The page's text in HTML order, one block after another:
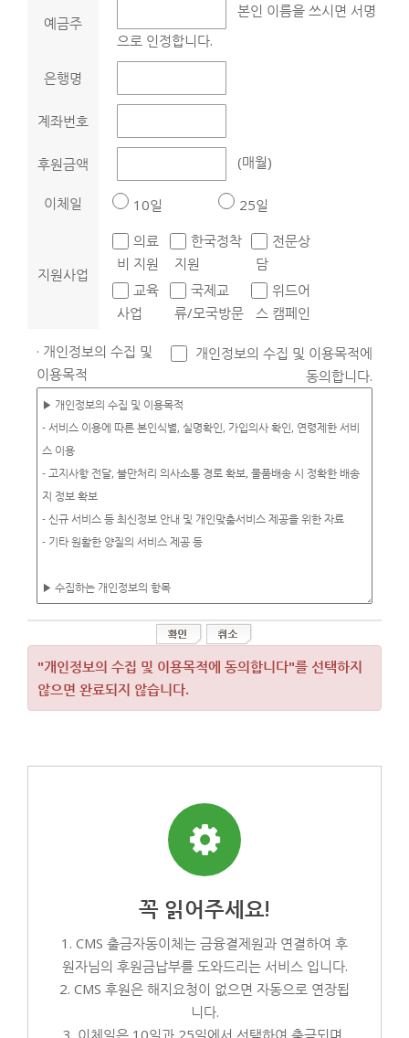
예금주
본인 이름을 쓰시면 서명
으로 인정합니다.
은행명
계좌번호
후원금액 (매월)
이체일 10일 25일
지원사업
의료
비 지원
한국정착
지원
전문상
담
교육
사업
국제교
류/모국방문
위드어
스 캠페인
· 개인정보의 수집 및
이용목적
개인정보의 수집 및 이용목적에
동의합니다.
"개인정보의 수집 및 이용목적에 동의합니다"를 선택하지
않으면 완료되지 않습니다.
꼭 읽어주세요!
1. CMS 출금자동이체는 금융결제원과 연결하여 후
원자님의 후원금납부를 도와드리는 서비스 입니다.
2. CMS 후원은 해지요청이 없으면 자동으로 연장됩
니다.
3. 이체일은 10일과 25일에서 선택하여 출금되며,